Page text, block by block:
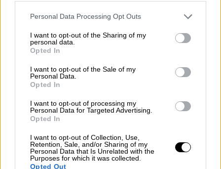
Please note that this website/app uses one or more Google
not limited to your visit or usage behaviour. You may click to
grant or deny consent to Google and its third-party tags to
use your data for below specified purposes in below Google
consent section.
Personal Data Processing Opt Outs
I want to opt-out of the Sharing of my
personal data.
Opted In
I want to opt-out of the Sale of my
Personal Data.
Opted In
I want to opt-out of processing my
Personal Data for Targeted Advertising.
Opted In
I want to opt-out of Collection, Use,
Retention, Sale, and/or Sharing of my
Personal Data that Is Unrelated with the
Purposes for which it was collected.
Opted Out
κακομαθημένη γενιά. Και ναι, πείτε μας
κακομαθημένες, γιατί δικαιούμαστε ποιοτική
υγειονομική περίθαλψη», λέει η
Λόρεν
Τέτενμπαουμ,41 ετών, συγγραφέας του
βιβλίου «Η Εμμηνόπαυση των Millennials ».
«Ελπίζω και περιμένω να μη μας λένε απλώς
“υπομείνετέ το και αγνοήστε το”.»
Οι γυναίκες πηγαίνουν πλέον
με εφαρμογέςπου παρακολουθούν την
περίοδοκαι τασυμπτώματάτους.